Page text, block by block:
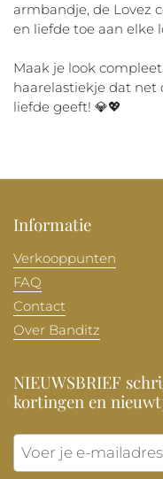
armbandje, de Lovez
en liefde toe aan elke
Maak je look
haarelastiekje dat net
liefde geeft! 💎💖
Informatie
Verkooppunten
FAQ
Contact
Over Banditz
NIEUWSBRIEF
kortingen en